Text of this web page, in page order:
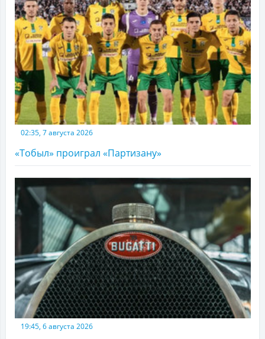
02:35, 7 августа 2026
«Тобыл» проиграл «Партизану»
19:45, 6 августа 2026